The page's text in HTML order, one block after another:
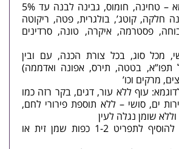
ממרחים לדוגמא – טחינה, חומוס, גבינה לבנה עד 5%
חלקה, קוטג’, בולגרית, פטה, ריקוטה
פסטרמה, איקרה, טונה, סרדינים
מכל סוג, בכל צורת הכנה, עם ובין
תפו”א, בטטה, תירס, אפונה ואדממה)
מרקים וכו’
עוף ללא עור, דגים, בקר רזה כמו
ים, סושי – ללא תוספת פירורי לחם,
שומן נגלה לעין
שמן – מומלץ להוסיף לתפריט 1-2 כפות שמן זית או